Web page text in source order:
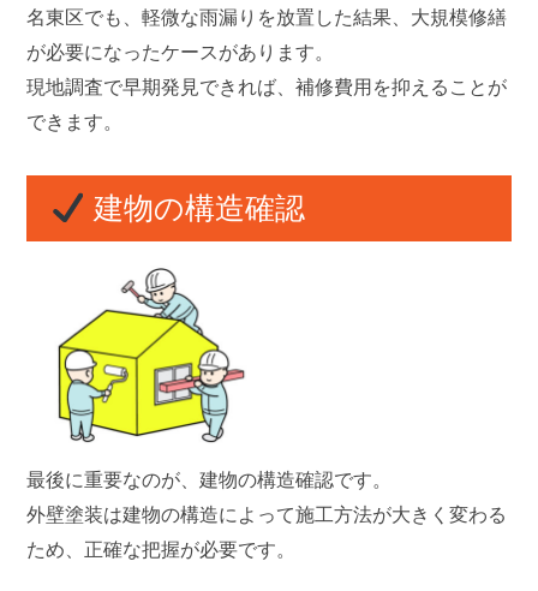
名東区でも、軽微な雨漏りを放置した結果、大規模修繕
が必要になったケースがあります。
現地調査で早期発見できれば、補修費用を抑えることが
できます。
建物の構造確認
最後に重要なのが、建物の構造確認です。
外壁塗装は建物の構造によって施工方法が大きく変わる
ため、正確な把握が必要です。